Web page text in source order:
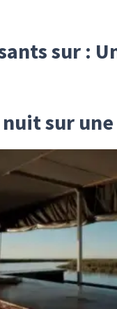
sur :
sur